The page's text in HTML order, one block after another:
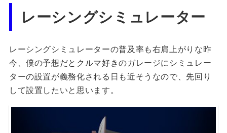
レーシングシミュレーター
レーシングシミュレーターの普及率も右肩上がりな昨
今、僕の予想だとクルマ好きのガレージにシミュレー
ターの設置が義務化される日も近そうなので、先回り
して設置したいと思います。